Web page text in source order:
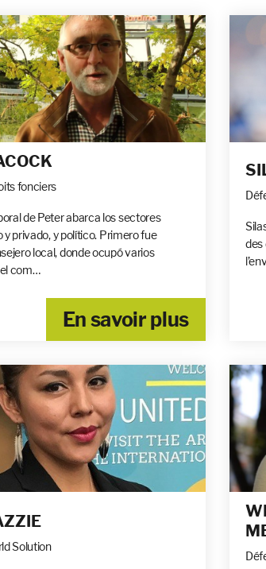
fonciers
de Peter abarca los sectores
y privado, y político. Primero fue
local, donde ocupó varios
com…
En savoir plus
des
Solution